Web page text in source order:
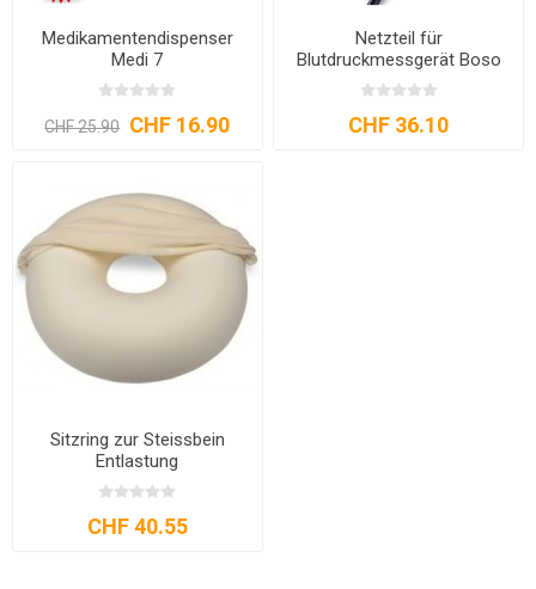
Medikamentendispenser
Medi 7
CHF 25.90 CHF 16.90
Netzteil für
Blutdruckmessgerät Boso
CHF 36.10
Sitzring zur Steissbein
Entlastung
CHF 40.55